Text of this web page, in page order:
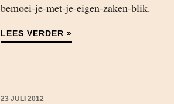
bemoei-je-met-je-eigen-zaken-blik.
LEES VERDER »
23 JULI 2012